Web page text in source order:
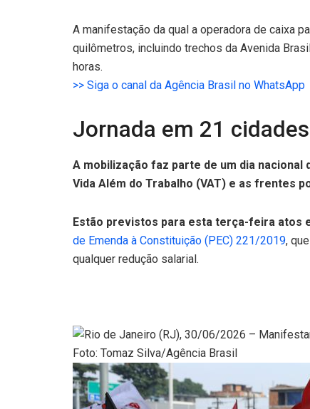
A manifestação da qual a operadora de caixa
quilômetros, incluindo trechos da Avenida
horas.
>> Siga o canal da Agência Brasil no WhatsApp
Jornada em 21 cidades
A mobilização faz parte de um dia
Vida Além do Trabalho (VAT) e as frentes
Estão previstos para esta terça-feira atos
de Emenda à Constituição (PEC) 221/2019,
qualquer redução salarial.